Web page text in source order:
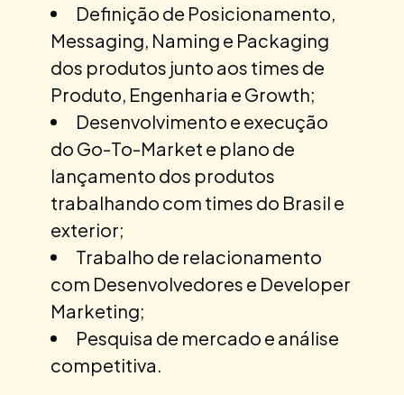
Definição de Posicionamento,
Messaging, Naming e Packaging
dos produtos junto aos times de
Produto, Engenharia e Growth;
Desenvolvimento e execução
do Go-To-Market e plano de
lançamento dos produtos
trabalhando com times do Brasil e
exterior;
Trabalho de relacionamento
com Desenvolvedores e Developer
Marketing;
Pesquisa de mercado e análise
competitiva.